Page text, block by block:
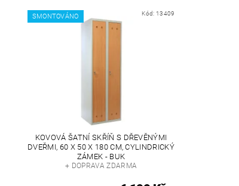
SMONTOVÁNO Kód: 13409
KOVOVÁ ŠATNÍ SKŘÍŇ S DŘEVĚNÝMI
DVEŘMI, 60 X 50 X 180 CM, CYLINDRICKÝ
ZÁMEK - BUK
+ DOPRAVA ZDARMA